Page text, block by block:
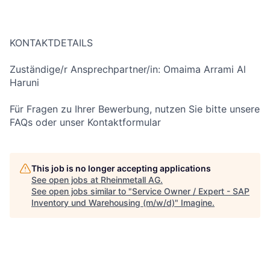
KONTAKTDETAILS
Zuständige/r Ansprechpartner/in: Omaima Arrami Al
Haruni
Für Fragen zu Ihrer Bewerbung, nutzen Sie bitte unsere
FAQs oder unser Kontaktformular
This job is no longer accepting applications
See open jobs at Rheinmetall AG.
See open jobs similar to "Service Owner / Expert - SAP
Inventory und Warehousing (m/w/d)" Imagine.